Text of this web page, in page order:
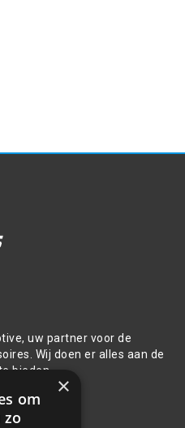
uw partner voor de
Wij doen er alles aan de
bieden.
×
om